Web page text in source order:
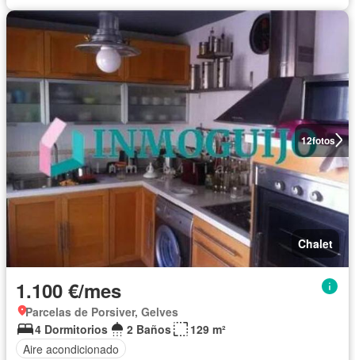
12fotos
Chalet
1.100 €/mes
Parcelas de Porsiver, Gelves
4 Dormitorios
2 Baños
129 m²
Aire acondicionado